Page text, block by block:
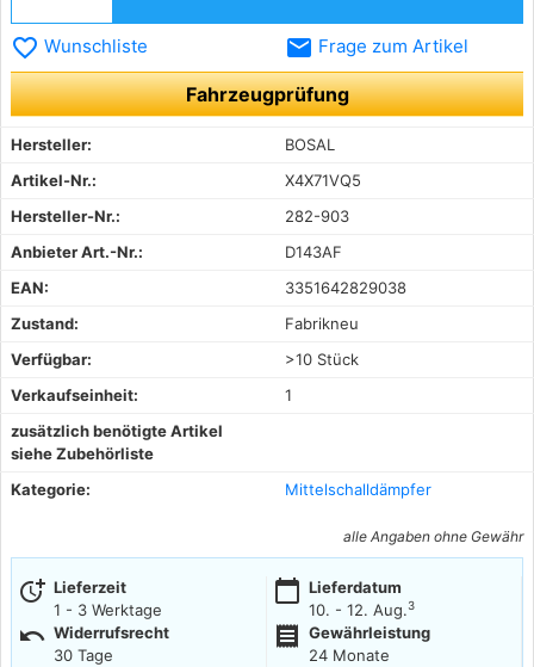
favorite_border Wunschliste email Frage zum Artikel
Fahrzeugprüfung
Hersteller:
BOSAL
Artikel-Nr.:
X4X71VQ5
Hersteller-Nr.:
282-903
Anbieter Art.-Nr.:
D143AF
EAN:
3351642829038
Zustand:
Fabrikneu
Verfügbar:
>10 Stück
Verkaufseinheit:
1
zusätzlich benötigte Artikel
siehe Zubehörliste
Kategorie:
Mittelschalldämpfer
alle Angaben ohne Gewähr
more_time Lieferzeit
1 - 3 Werktage
calendar_today Lieferdatum
10. - 12. Aug.3
undo Widerrufsrecht
30 Tage
receipt
Gewährleistung
24 Monate